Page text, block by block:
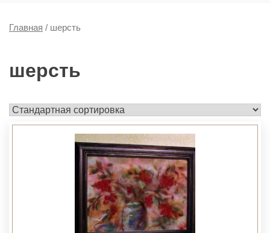
Главная / шерсть
шерсть